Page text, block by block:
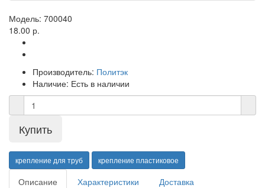
Модель: 700040
18.00 р.
Производитель: Политэк
Наличие: Есть в наличии
крепление для труб крепление пластиковое
Описание Характеристики Доставка